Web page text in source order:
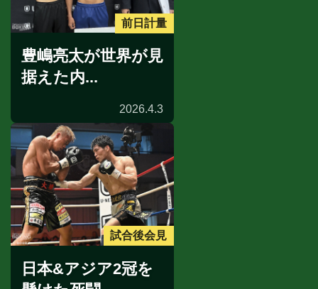
前日計量
豊嶋亮太が世界が見
据えた内...
2026.4.3
試合後会見
日本&アジア2冠を